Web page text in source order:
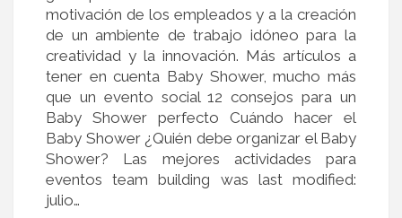
motivación de los empleados y a la creación
de un ambiente de trabajo idóneo para la
creatividad y la innovación. Más artículos a
tener en cuenta Baby Shower, mucho más
que un evento social 12 consejos para un
Baby Shower perfecto Cuándo hacer el
Baby Shower ¿Quién debe organizar el Baby
Shower? Las mejores actividades para
eventos team building was last modified:
julio…